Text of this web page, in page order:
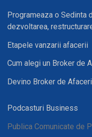
Programeaza o Sedinta
dezvoltarea,
Etapele vanzarii afacerii
Cum alegi un Broker de
Devino Broker de Afaceri
Podcasturi Business
Publica Comunicate de